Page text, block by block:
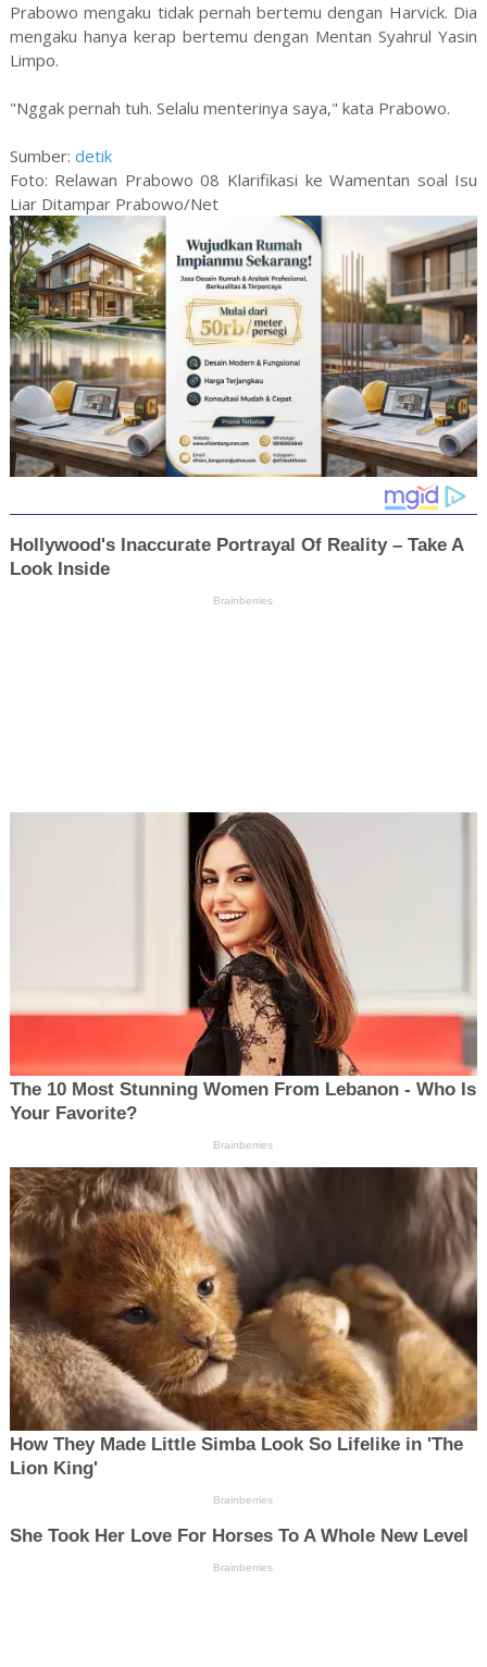
Prabowo mengaku tidak pernah bertemu dengan Harvick. Dia
mengaku hanya kerap bertemu dengan Mentan Syahrul Yasin
Limpo.
"Nggak pernah tuh. Selalu menterinya saya," kata Prabowo.
Sumber: detik
Foto: Relawan Prabowo 08 Klarifikasi ke Wamentan soal Isu
Liar Ditampar Prabowo/Net